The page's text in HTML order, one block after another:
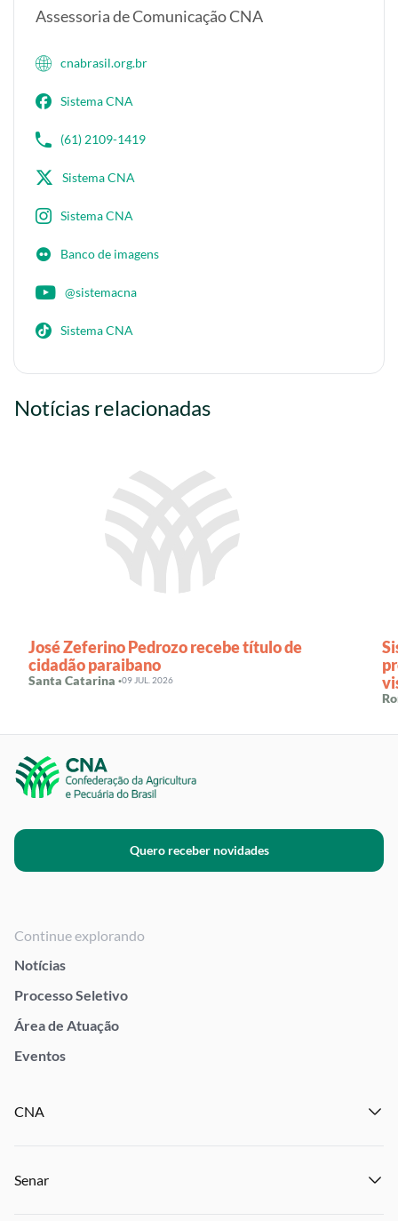
Assessoria de Comunicação CNA
cnabrasil.org.br
Sistema CNA
(61) 2109-1419
Sistema CNA
Sistema CNA
Banco de imagens
@sistemacna
Sistema CNA
Notícias relacionadas
José Zeferino Pedrozo recebe título de
cidadão paraibano
Santa Catarina ·09 JUL. 2026
Quero receber novidades
Continue explorando
Notícias
Processo Seletivo
Área de Atuação
Eventos
CNA
Senar